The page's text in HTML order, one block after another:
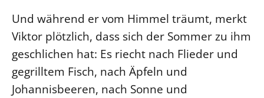
Und während er vom Himmel träumt, merkt
Viktor plötzlich, dass sich der Sommer zu ihm
geschlichen hat: Es riecht nach Flieder und
gegrilltem Fisch, nach Äpfeln und
Johannisbeeren, nach Sonne und